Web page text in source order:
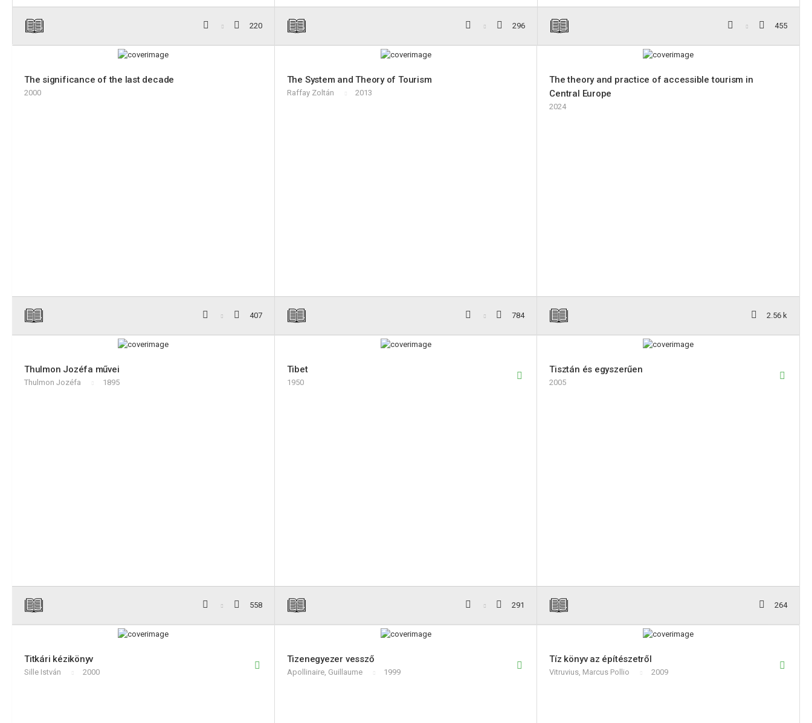
220 296 455
The significance of the last decade
2000
407
The System and Theory of Tourism
Raffay Zoltán 2013
784
The theory and practice of accessible tourism in
Central Europe
2024
2.56 k
Thulmon Jozéfa művei
Thulmon Jozéfa 1895
558
Tibet
1950
291
Tisztán és egyszerűen
2005
264
Titkári kézikönyv
Sille István 2000
Tizenegyezer vessző
Apollinaire, Guillaume 1999
Tíz könyv az építészetről
Vitruvius, Marcus Pollio 2009